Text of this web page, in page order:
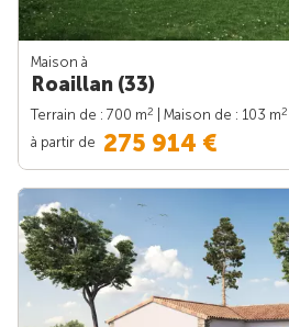
Maison à
Roaillan (33)
Terrain de : 700 m2 | Maison de : 103 m2
à partir de 275 914 €